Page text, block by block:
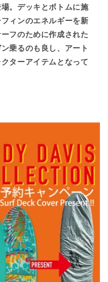
。デッキとボトムに施
ィンのエネルギーを新
フのために作成された
乗るのも良し、アート
ターアイテムとなって